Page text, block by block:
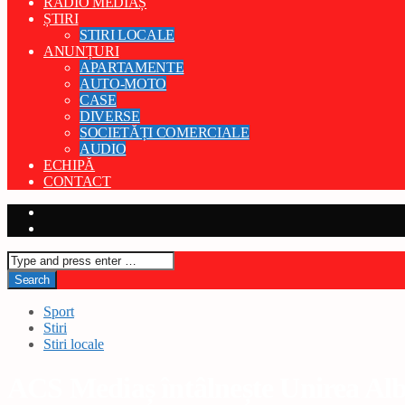
ȘTIRI
STIRI LOCALE
ANUNȚURI
APARTAMENTE
AUTO-MOTO
CASE
DIVERSE
SOCIETĂȚI COMERCIALE
AUDIO
ECHIPĂ
CONTACT
Sport
Stiri
Stiri locale